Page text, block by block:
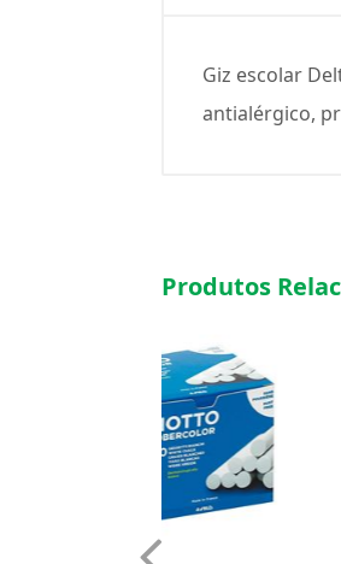
Giz escolar
antialérgico,
Produtos